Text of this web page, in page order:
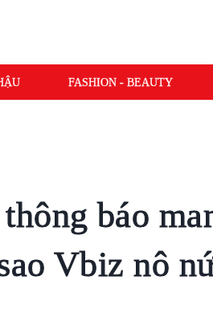
FASHION - BEAUTY
báo
Vbiz nô